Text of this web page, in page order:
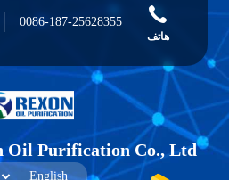
هاتف
0086-187-25628355
Oil Purification Co., Ltd.